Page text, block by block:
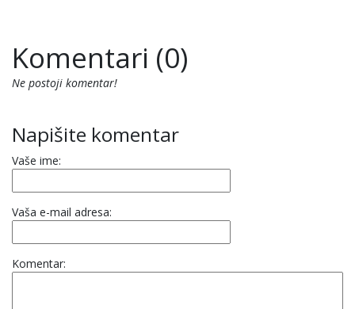
Komentari (0)
Ne postoji komentar!
Napišite komentar
Vaše ime:
Vaša e-mail adresa:
Komentar: